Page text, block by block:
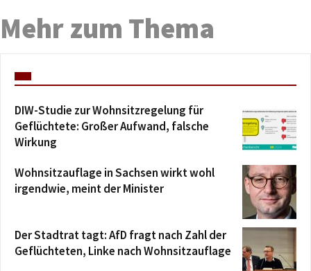
Mehr zum Thema
DIW-Studie zur Wohnsitzregelung für
Geflüchtete: Großer Aufwand, falsche
Wirkung
Wohnsitzauflage in Sachsen wirkt wohl
irgendwie, meint der Minister
Der Stadtrat tagt: AfD fragt nach Zahl der
Geflüchteten, Linke nach Wohnsitzauflage